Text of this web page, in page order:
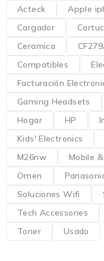
Acteck
Apple
Cargador
Ceramica
Compatibles
Facturación
Gaming Headsets
Hogar
HP
Kids' Electronics
M26nw
Mobile
Omen
Soluciones Wifi
Tech Accessories
Toner
Usado